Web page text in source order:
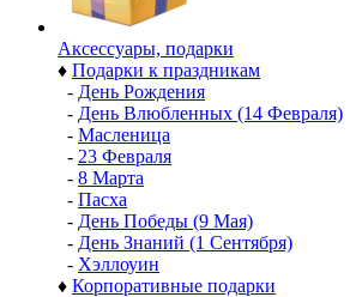
Аксессуары, подарки
♦ Подарки к праздникам
- День Рождения
- День Влюбленных (14 Февраля)
- Масленица
- 23 Февраля
- 8 Марта
- Пасха
- День Победы (9 Мая)
- День Знаний (1 Сентября)
- Хэллоуин
♦ Корпоративные подарки